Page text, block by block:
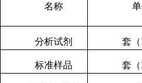
名称
分析试剂 套（
标准样品 套（